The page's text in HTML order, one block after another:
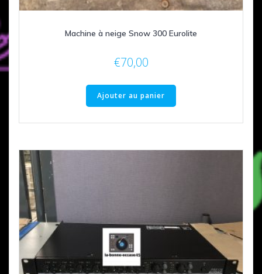
Machine à neige Snow 300 Eurolite
€70,00
Ajouter au panier